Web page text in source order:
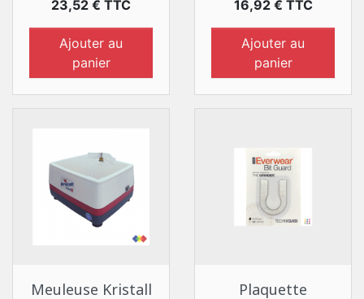
Prix
23,52 € TTC
Ajouter au
panier
Prix
16,92 € TTC
Ajouter au
panier
Meuleuse Kristall
Plaquette